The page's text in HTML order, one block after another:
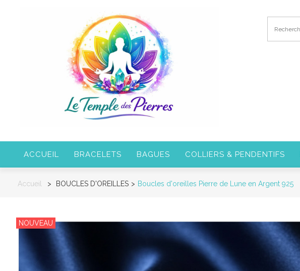
ACCUEIL BRACELETS BAGUES COLLIERS & PENDENTIFS
Accueil > BOUCLES D'OREILLES > Boucles d'oreilles Pierre de Lune en Argent 925
NOUVEAU